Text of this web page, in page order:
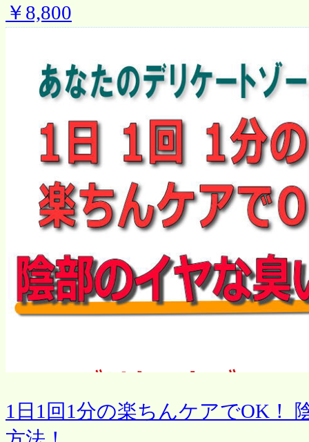
￥8,800
1日1回1分の楽ちんケアでOK！